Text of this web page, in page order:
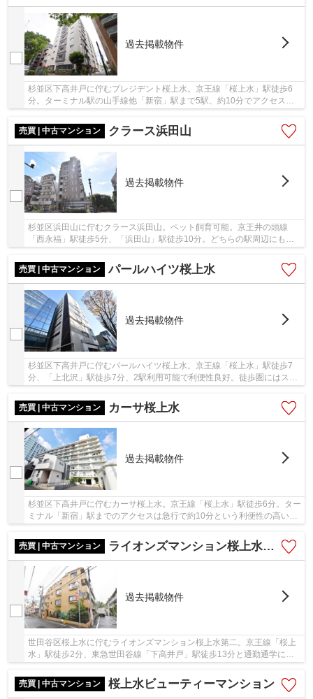
過去掲載物件
杉並区下高井戸に佇むプレジデント桜上水。京王線「桜上水」駅徒歩6
分。ターミナル駅の山手線他「新宿」駅まで5駅、約10分でアクセス可
売買 | 中古マンション
クラース浜田山
過去掲載物件
杉並区浜田山に佇むクラース浜田山。ペット飼育可能。京王井の頭線
「西永福」駅徒歩5分、「浜田山」駅徒歩10分。どちらの駅周辺にもス
売買 | 中古マンション
パールハイツ桜上水
過去掲載物件
杉並区下高井戸に佇むパールハイツ桜上水。京王線「桜上水」駅徒歩7
分、「上北沢」駅徒歩7分、2駅利用可能で利便性良好。徒歩圏にはスー
売買 | 中古マンション
カーサ桜上水
過去掲載物件
杉並区下高井戸に佇むカーサ桜上水。京王線「桜上水」駅徒歩6分。ター
ミナル「新宿」駅までのアクセスは急行で約10分という利便性の高い立
地です。昭和46年築SCR造11階建て、総戸数148...
売買 | 中古マンション
ライオンズマンション桜上水第二
過去掲載物件
世田谷区桜上水に佇むライオンズマンション桜上水第二。京王線「桜上
水」駅徒歩2分、東急世田谷線「下高井戸」駅徒歩13分と通勤通学に便
利な立地です。近隣にコンビニ・スーパー・商店...
売買 | 中古マンション
桜上水ビューティーマンション